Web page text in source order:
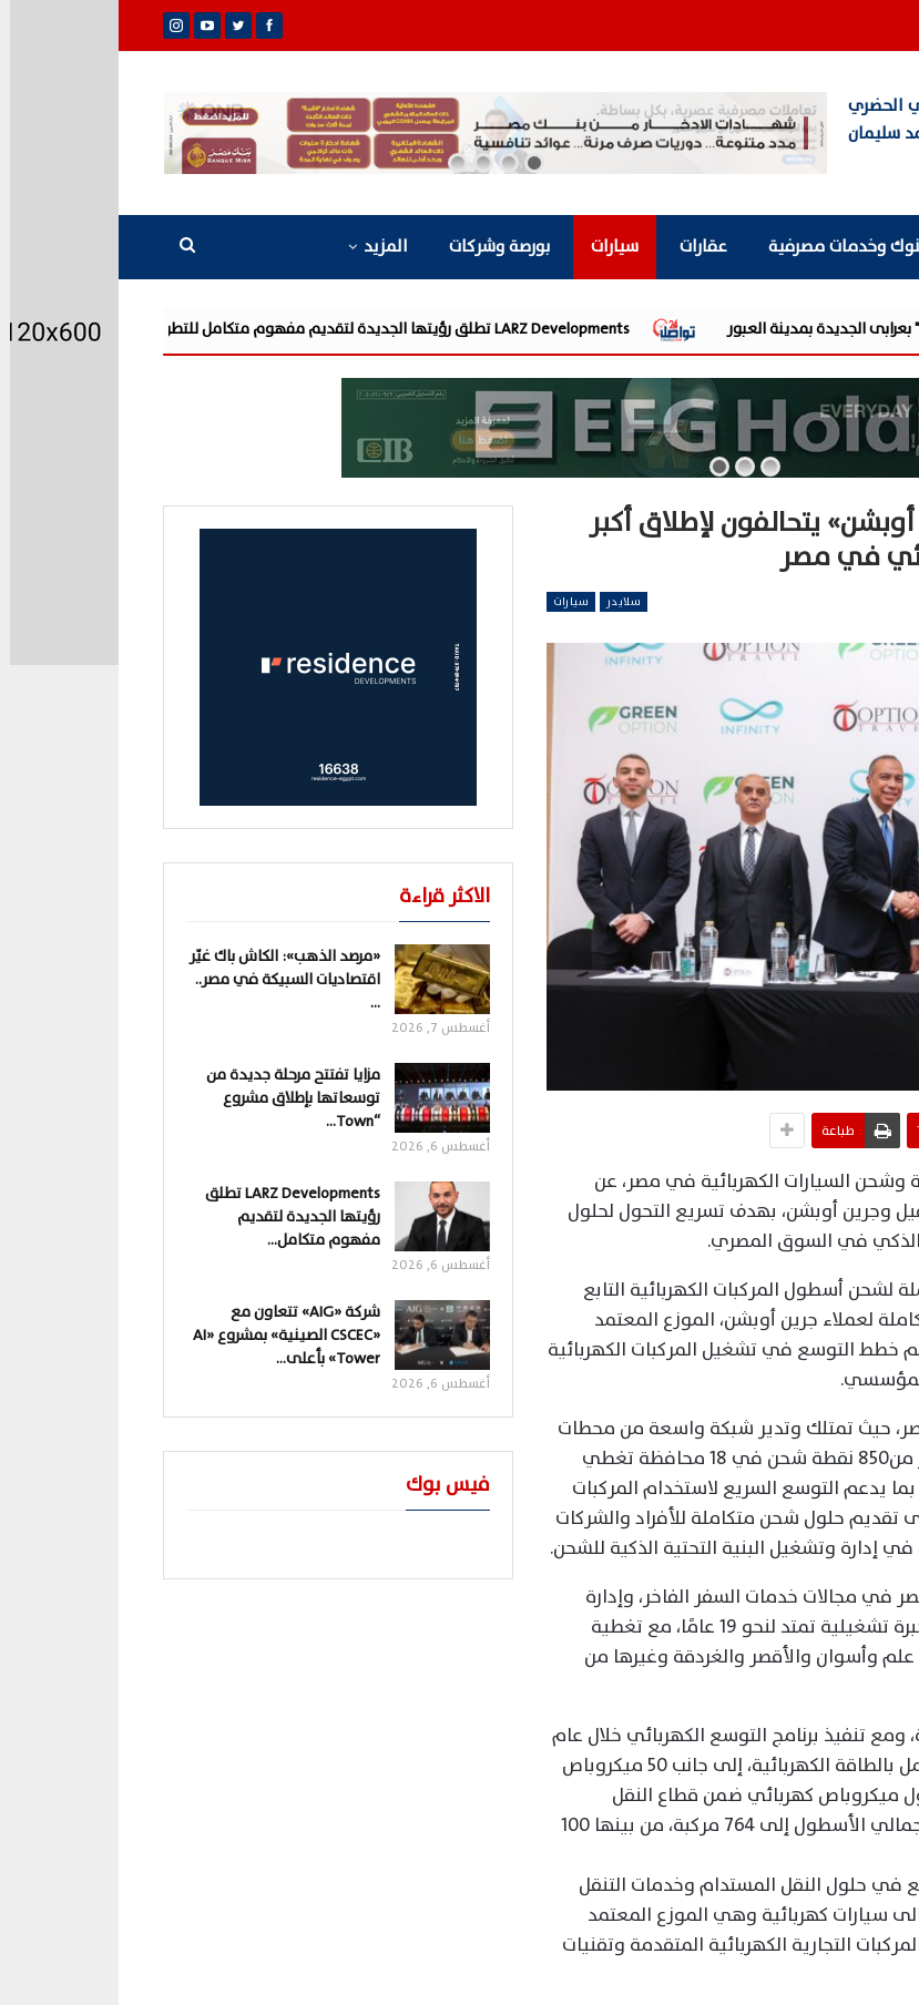
الحضري
سليمان
وخدمات مصرفية عقارات سيارات بورصة وشركات المزيد
LARZ Developments تطلق رؤيتها الجديدة لتقديم مفهوم متكامل للتطوير العقاري في مصر شركة «AIG» تتعاون مع «CSCEC الصينية» بمشروع «AI Tower» بأعلى المعايير العالمية
يتحالفون لإطلاق أكبر
في مصر
سلايدر سيارات
طباعة
وشحن السيارات الكهربائية في مصر، عن
وجرين أوبشن، بهدف تسريع التحول لحلول
والذكي في السوق المصري.
أسطول المركبات الكهربائية التابع
لعملاء جرين أوبشن، الموزع المعتمد
التوسع في تشغيل المركبات الكهربائية
حيث تمتلك وتدير شبكة واسعة من محطات
الشحن السريع والعادي والتي تضم 260 محطة وأكثر من850 نقطة شحن في 18 محافظة تغطي
بما يدعم التوسع السريع لاستخدام المركبات
حلول شحن متكاملة للأفراد والشركات
إدارة وتشغيل البنية التحتية الذكية للشحن.
في مجالات خدمات السفر الفاخر، وإدارة
الفعاليات، وخدمات النقل بسيارات مع سائق، وذلك بخبرة تشغيلية تمتد لنحو 19 عامًا، مع تغطية
وأسوان والأقصر والغردقة وغيرها من
ترافيل حاليًا أسطولًا يضم نحو 714 مركبة، ومع تنفيذ برنامج التوسع الكهربائي خلال عام
2026 ستضيف 50 ميكروباص كهربائي تم تحويله للعمل بالطاقة الكهربائية، إلى جانب 50 ميكروباص
ميكروباص كهربائي ضمن قطاع النقل
السياحي والتشغيلي الخاص في مصر، ليرتفع بذلك إجمالي الأسطول إلى 764 مركبة، من بينها 100
في حلول النقل المستدام وخدمات التنقل
سيارات كهربائية وهي الموزع المعتمد
التجارية الكهربائية المتقدمة وتقنيات
الاكثر قراءة
«مرصد الذهب»: الكاش باك غيّر
اقتصاديات السبيكة في مصر..
…
أغسطس 7, 2026
مزايا تفتتح مرحلة جديدة من
توسعاتها بإطلاق مشروع
“Town…
أغسطس 6, 2026
LARZ Developments تطلق
رؤيتها الجديدة لتقديم
مفهوم متكامل…
أغسطس 6, 2026
شركة «AIG» تتعاون مع
«CSCEC الصينية» بمشروع «AI
Tower» بأعلى…
أغسطس 6, 2026
فيس بوك